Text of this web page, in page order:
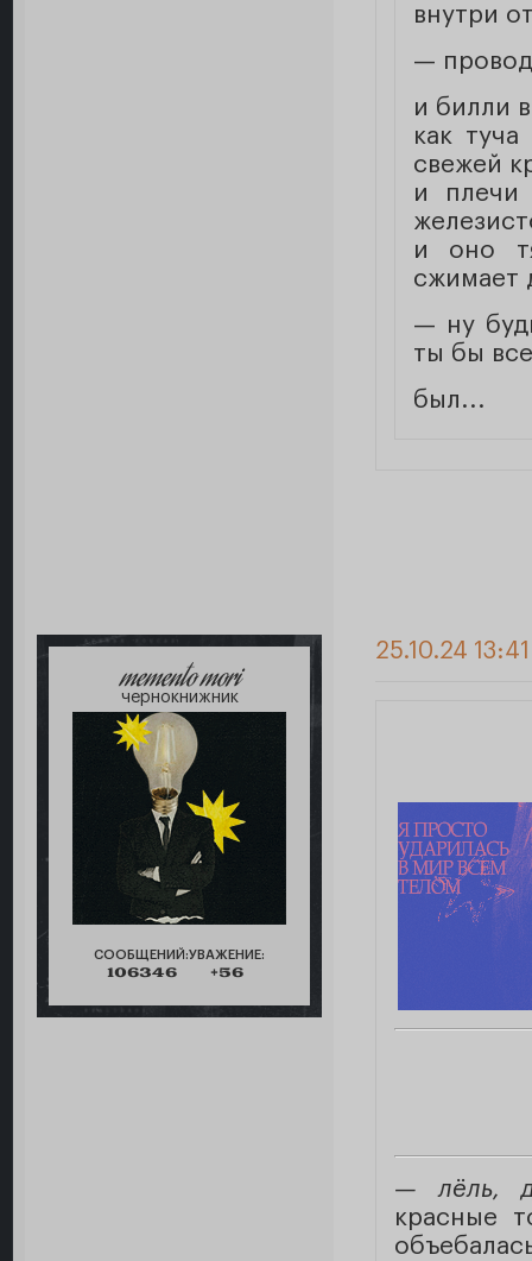
внутри
—
и билли
как
свежей
и плечи
и оно
сжимает
— ну
ты бы
был...
memento mori
чернокнижник
СООБЩЕНИЙ:
106346
УВАЖЕНИЕ:
+56
25.10.24
— лёль,
красные